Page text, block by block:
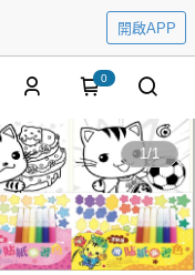
開啟APP
0
1/1